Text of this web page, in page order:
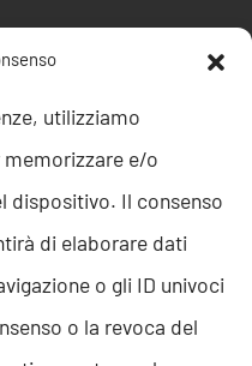
utilizziamo
e/o
dispositivo. Il consenso
di elaborare dati
o gli ID univoci
o la revoca del